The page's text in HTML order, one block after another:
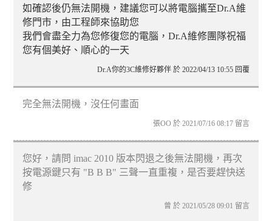
如確認後仍無法開機，建議您可以將電腦攜至Dr.A維
修門市，由工程師來協助您
我們會盡全力為您修復您的電腦，Dr.A維修團隊祝福
您有個美好、順心的一天
Dr.A你的3C維修好夥伴 於 2022/04/13 10:55 回覆
完全無法開機，沒任何畫面
張OO 於 2021/07/16 08:17 留言
您好，請問 imac 2010 版本閃退之後無法開機，再次
按電源鍵只有 "B B B" 三聲一直重複，是否要趕快送
修
曾 於 2021/05/28 09:01 留言